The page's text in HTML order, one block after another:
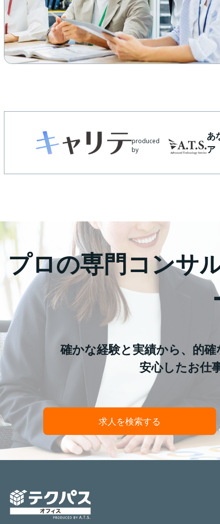
produced
by
あ
ア
プロの専門コンサ
確かな経験と実績から、的
安心したお仕
求人を検索する